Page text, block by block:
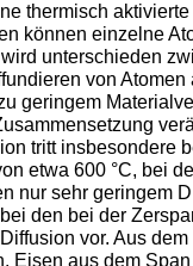
thermisch
können einzelne
unterschieden
von
geringem
tritt insbesondere
etwa 600 °C, bei
nur sehr geringem
den bei der
vor. Aus
Eisen aus dem